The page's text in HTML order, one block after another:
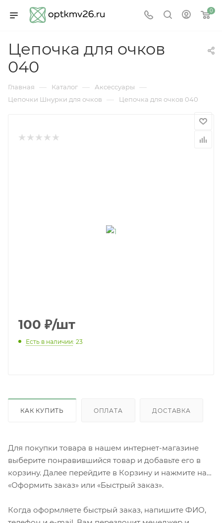
0
Цепочка для очков
040
Главная — Каталог — Аксессуары —
Цепочки Шнурки для очков — Цепочка для очков 040
100 ₽/шт
Есть в наличии: 23
КАК КУПИТЬ ОПЛАТА ДОСТАВКА
Для покупки товара в нашем интернет-магазине
выберите понравившийся товар и добавьте его в
корзину. Далее перейдите в Корзину и нажмите на
«Оформить заказ» или «Быстрый заказ».
Когда оформляете быстрый заказ, напишите ФИО,